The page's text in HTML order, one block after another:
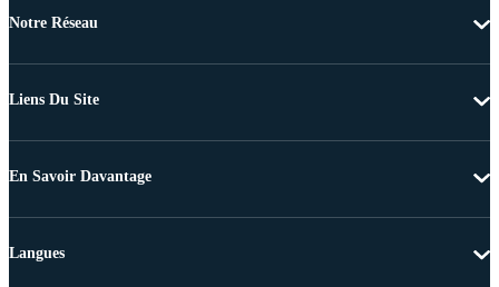
Notre Réseau
Liens Du Site
En Savoir Davantage
Langues